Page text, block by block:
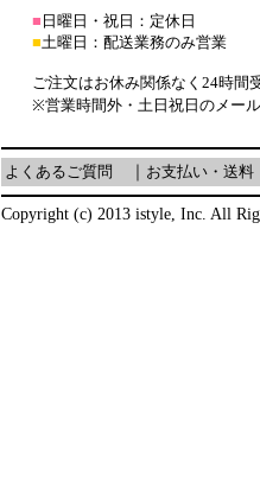
■ 日曜日・祝日：定休日
■土曜日：配送業務のみ営業
ご注文はお休み関係なく24時間
※営業時間外・土日祝日のメー
よくあるご質問 お支払い・送料
Copyright (c) 2013 istyle, Inc. All